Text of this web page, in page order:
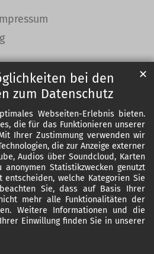
bei den
zum Datenschutz
Webseiten-Erlebnis bieten.
die für das Funktionieren unserer
Ihrer Zustimmung verwenden wir
die zur Anzeige externer
Audios über Soundcloud, Karten
Statistikzwecken genutzt
welche Kategorien Sie
Sie, dass auf Basis Ihrer
mehr alle Funktionalitäten der
Weitere Informationen und die
Einwillung finden Sie in unserer
✕